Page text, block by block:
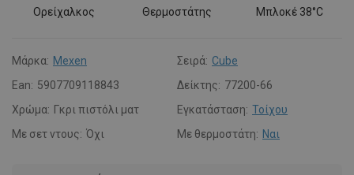
Ορείχαλκος Θερμοστάτης Μπλοκέ 38°C
Μάρκα: Mexen Σειρά: Cube
Ean: 5907709118843 Δείκτης: 77200-66
Χρώμα: Γκρι πιστόλι ματ Εγκατάσταση: Τοίχου
Με σετ ντους: Όχι Με θερμοστάτη: Ναι